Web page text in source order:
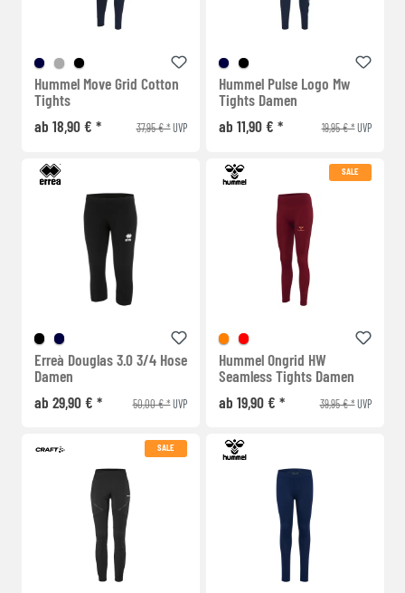
Hummel Move Grid Cotton
Tights
ab 18,90 € *
37,95 € *UVP
Hummel Pulse Logo Mw
Tights Damen
ab 11,90 € *
19,95 € *UVP
Erreà Douglas 3.0 3/4 Hose
Damen
ab 29,90 € *
50,00 € *UVP
SALE
Hummel Ongrid HW
Seamless Tights Damen
ab 19,90 € *
39,95 € *UVP
SALE